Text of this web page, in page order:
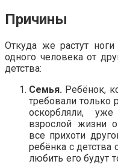
Причины
Откуда же растут
одного человека от
детства:
Семья. Ребёнок,
требовали только
оскорбляли,
взрослой жизни
все прихоти
ребёнка с детства
любить его будут